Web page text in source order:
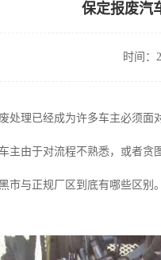
保定报废汽
时间：
处理已经成为许多车主必须
主由于对流程不熟悉，或者
市与正规厂区到底有哪些区别。